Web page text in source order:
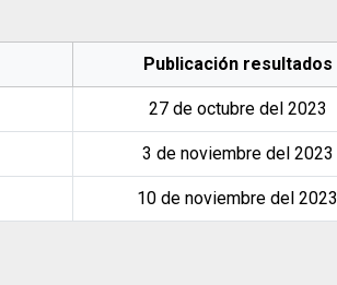
Publicación resultados
27 de octubre del 2023
3 de noviembre del 2023
10 de noviembre del 2023